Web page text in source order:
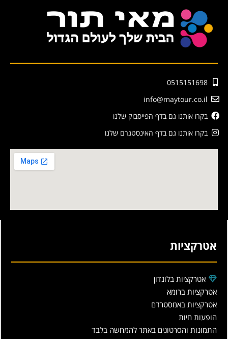
0515151698
info@maytour.co.il
בקרו אותנו גם בדף הפייסבוק שלנו
בקרו אותנו גם בדף האינסטגרם שלנו
אטרקציות
אטרקציות בלונדון
אטרקציות ברומא
אטרקציות באמסטרדם
הופעות חיות
התמונות והסרטונים באתר להמחשה בלבד